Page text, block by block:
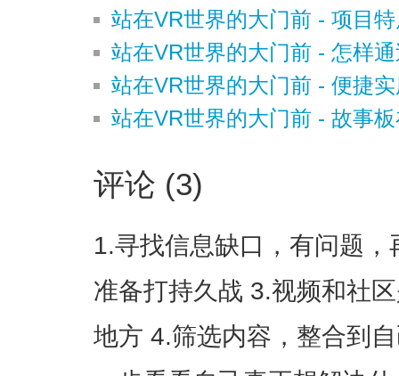
站在VR世界的大门前 - 项目
站在VR世界的大门前 - 怎样
站在VR世界的大门前 - 便捷
站在VR世界的大门前 - 故事
评论 (3)
1.寻找信息缺口，有问题
准备打持久战 3.视频和社
地方 4.筛选内容，整合到